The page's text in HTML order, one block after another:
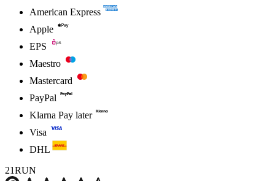
American Express
Apple
EPS
Maestro
Mastercard
PayPal
Klarna Pay later
Visa
DHL
21RUN